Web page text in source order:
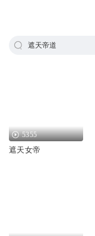
遮天帝道
5355
遮天女帝